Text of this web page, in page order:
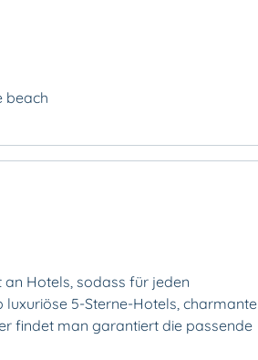
beach
Hotels, sodass für jeden
5-Sterne-Hotels, charmante
findet man garantiert die passende